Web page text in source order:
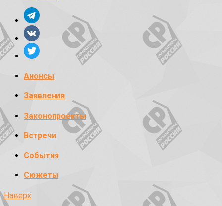
Анонсы
Заявления
Законопроекты
Встречи
События
Сюжеты
Наверх